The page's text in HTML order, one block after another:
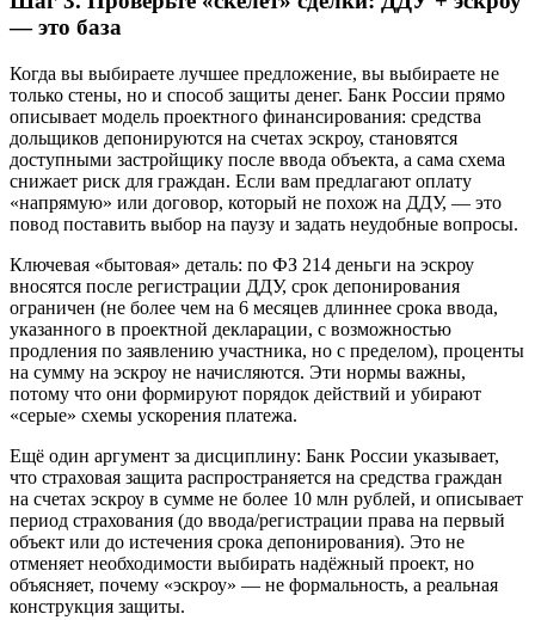
— это база
Когда вы выбираете лучшее предложение, вы выбираете не
только стены, но и способ защиты денег. Банк России прямо
описывает модель проектного финансирования: средства
дольщиков депонируются на счетах эскроу, становятся
доступными застройщику после ввода объекта, а сама схема
снижает риск для граждан. Если вам предлагают оплату
«напрямую» или договор, который не похож на ДДУ, — это
повод поставить выбор на паузу и задать неудобные вопросы.
Ключевая «бытовая» деталь: по ФЗ 214 деньги на эскроу
вносятся после регистрации ДДУ, срок депонирования
ограничен (не более чем на 6 месяцев длиннее срока ввода,
указанного в проектной декларации, с возможностью
продления по заявлению участника, но с пределом), проценты
на сумму на эскроу не начисляются. Эти нормы важны,
потому что они формируют порядок действий и убирают
«серые» схемы ускорения платежа.
Ещё один аргумент за дисциплину: Банк России указывает,
что страховая защита распространяется на средства граждан
на счетах эскроу в сумме не более 10 млн рублей, и описывает
период страхования (до ввода/регистрации права на первый
объект или до истечения срока депонирования). Это не
отменяет необходимости выбирать надёжный проект, но
объясняет, почему «эскроу» — не формальность, а реальная
конструкция защиты.